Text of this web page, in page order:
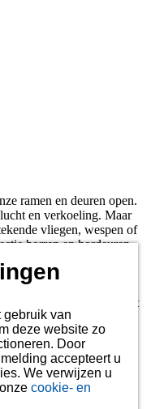
ramen en deuren open.
en verkoeling. Maar
vliegen, wespen of
horren en hordeuren
bestrijden. Standaard
kleuren verkrijgbaar en
aan het gemak en
in uw woning gewend wilt
doeken
gebruik van
deze website zo
Door
accepteert u
We verwijzen u
cookie- en